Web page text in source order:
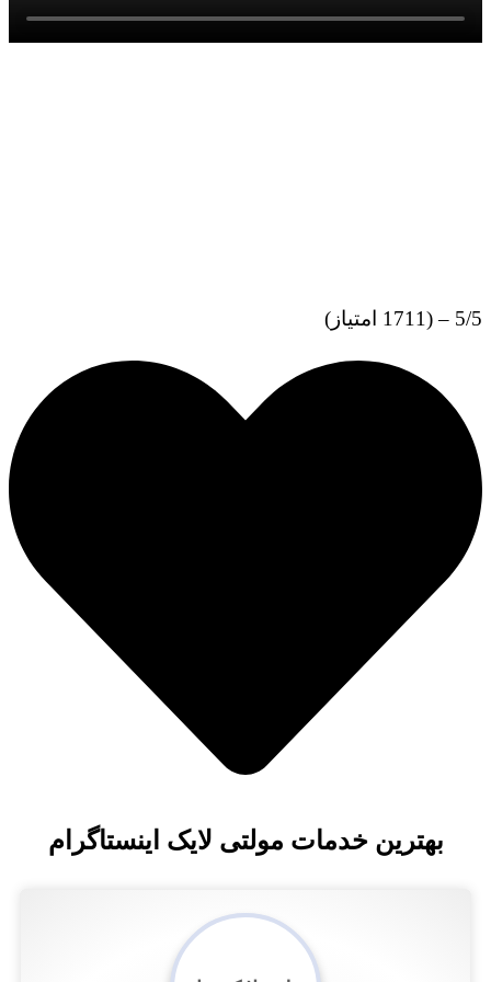
خدمات مولتی لایک اینستاگرام